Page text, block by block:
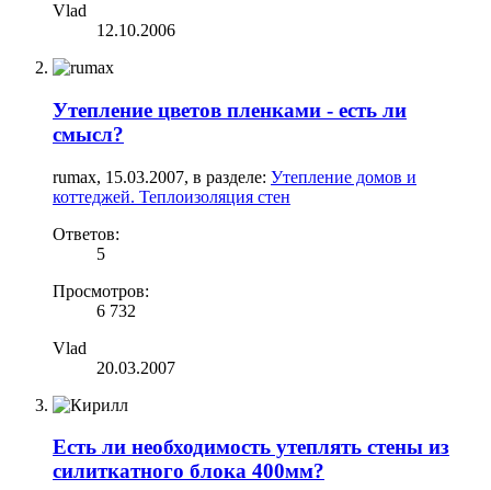
Vlad
12.10.2006
Утепление цветов пленками - есть ли
смысл?
rumax, 15.03.2007, в разделе: Утепление домов и
коттеджей. Теплоизоляция стен
Ответов:
5
Просмотров:
6 732
Vlad
20.03.2007
Есть ли необходимость утеплять стены из
силиткатного блока 400мм?